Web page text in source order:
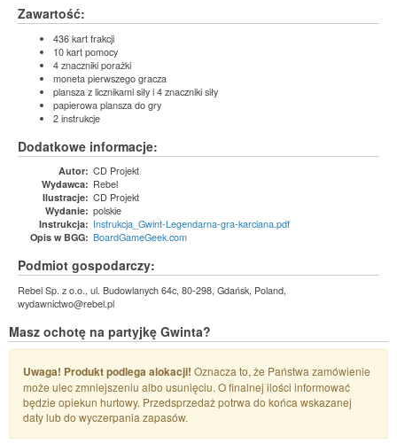
Zawartość:
436 kart frakcji
10 kart pomocy
4 znaczniki porażki
moneta pierwszego gracza
plansza z licznikami siły i 4 znaczniki siły
papierowa plansza do gry
2 instrukcje
Dodatkowe informacje:
Autor: CD Projekt
Wydawca: Rebel
Ilustracje: CD Projekt
Wydanie: polskie
Instrukcja: Instrukcja_Gwint-Legendarna-gra-karciana.pdf
Opis w BGG: BoardGameGeek.com
Podmiot gospodarczy:
Rebel Sp. z o.o., ul. Budowlanych 64c, 80-298, Gdańsk, Poland,
wydawnictwo@rebel.pl
Masz ochotę na partyjkę Gwinta?
Uwaga! Produkt podlega alokacji! Oznacza to, że Państwa zamówienie
może ulec zmniejszeniu albo usunięciu. O finalnej ilości informować
będzie opiekun hurtowy. Przedsprzedaż potrwa do końca wskazanej
daty lub do wyczerpania zapasów.